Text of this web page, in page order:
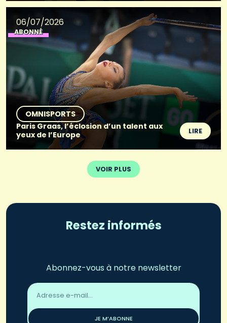
06/07/2026
ABONNÉ
OMNISPORTS
Paris Graas, l’éclosion d’un talent aux
yeux de l’Europe
LIRE
VOIR PLUS
Restez informés
Abonnez-vous à notre newsletter
Adresse
email
JE M’ABONNE